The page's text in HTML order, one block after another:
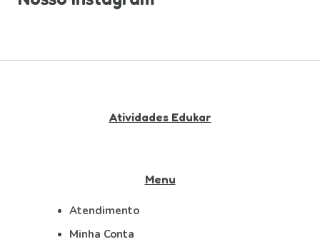
Atividades Edukar
Menu
Atendimento
Minha Conta